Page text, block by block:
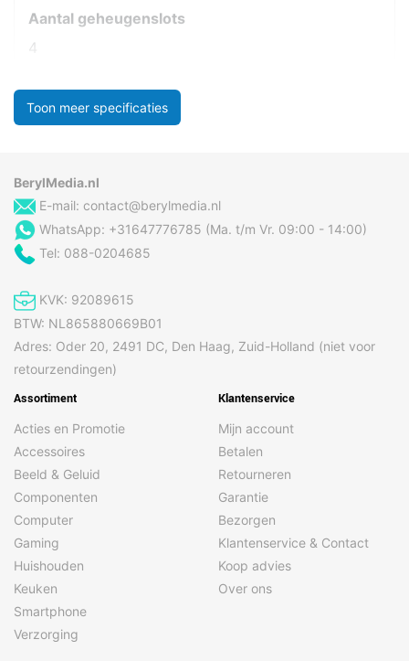
Aantal geheugenslots
4
Toon meer specificaties
BerylMedia.nl
E-mail: contact@berylmedia.nl
WhatsApp: +31647776785 (Ma. t/m Vr. 09:00 - 14:00)
Tel: 088-0204685
KVK: 92089615
BTW: NL865880669B01
Adres: Oder 20, 2491 DC, Den Haag, Zuid-Holland (niet voor
retourzendingen)
Assortiment
Acties en Promotie
Accessoires
Beeld & Geluid
Componenten
Computer
Gaming
Huishouden
Keuken
Smartphone
Verzorging
Klantenservice
Mijn account
Betalen
Retourneren
Garantie
Bezorgen
Klantenservice & Contact
Koop advies
Over ons